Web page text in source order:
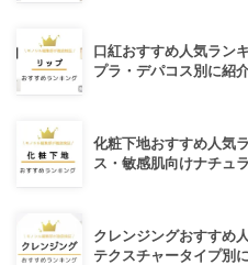
口紅おすすめ人気ラン
プラ・デパコス別に紹介
化粧下地おすすめ人気
ス・敏感肌向けナチュ
クレンジングおすすめ
テクスチャータイプ別